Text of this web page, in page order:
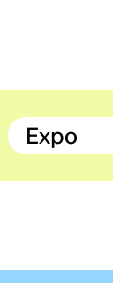
Expo